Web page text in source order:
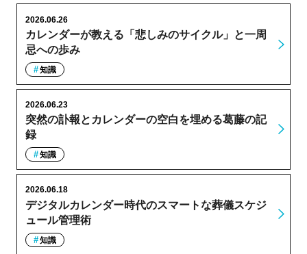
カレンダーが教える「悲しみのサイクル」と一周
忌への歩み
2026.06.26
知識
突然の訃報とカレンダーの空白を埋める葛藤の記
録
2026.06.23
知識
デジタルカレンダー時代のスマートな葬儀スケジ
ュール管理術
2026.06.18
知識